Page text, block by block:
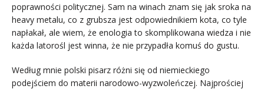
poprawności politycznej. Sam na winach znam się jak sroka na
heavy metalu, co z grubsza jest odpowiednikiem kota, co tyle
napłakał, ale wiem, że enologia to skomplikowana wiedza i nie
każda latorośl jest winna, że nie przypadła komuś do gustu.
Według mnie polski pisarz różni się od niemieckiego
podejściem do materii narodowo-wyzwoleńczej. Najprościej